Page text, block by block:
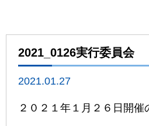
2021_0126実行委員会
2021.01.27
２０２１年１月２６日開